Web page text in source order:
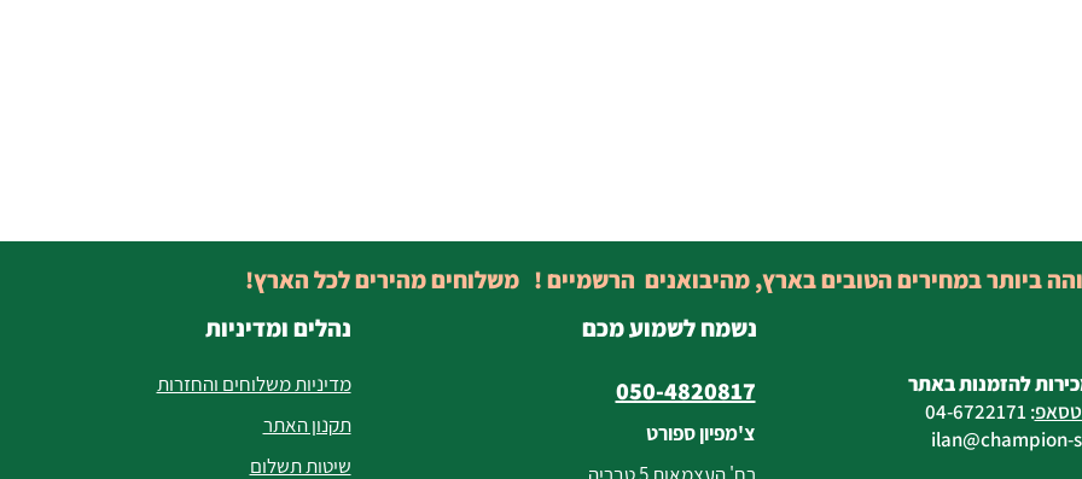
נהלים ומדיניות
מדיניות משלוחים והחזרות
תקנון האתר
שיטות תשלום
נשמח לשמוע מכם
050-4820817
צ'מפיון ספורט
להזמנות באתר
:
04-6722171
@champion-
ביותר במחירים הטובים בארץ, מהיבואנים הרשמיים ! משלוחים מהירים לכל הארץ!